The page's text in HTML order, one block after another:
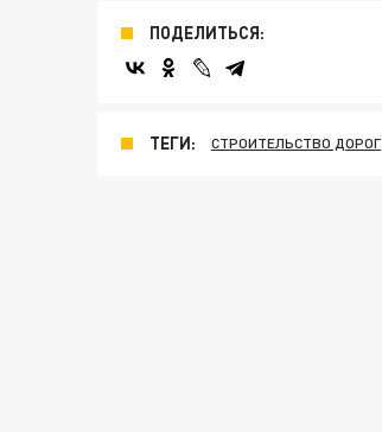
ПОДЕЛИТЬСЯ:
ТЕГИ: СТРОИТЕЛЬСТВО ДОРОГ